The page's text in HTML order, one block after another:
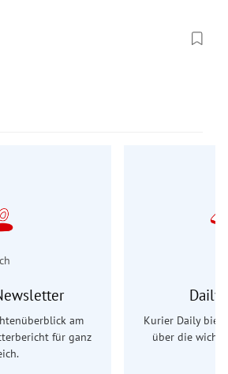
am
für ganz
Daily
Kurier Daily
über die